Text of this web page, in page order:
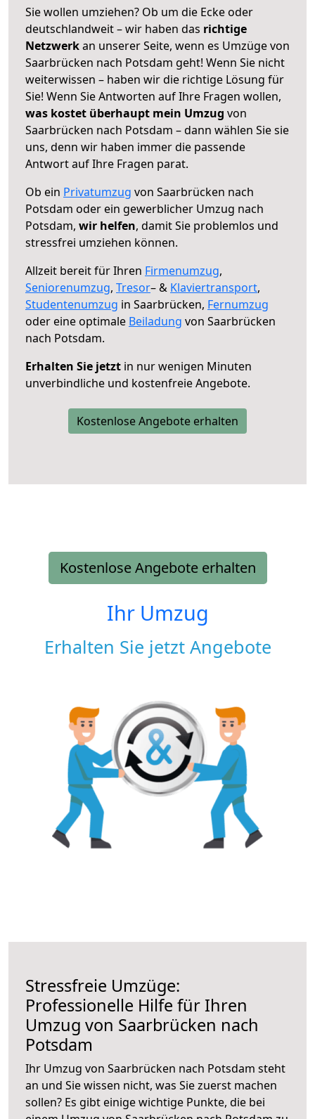
Sie wollen umziehen? Ob um die Ecke oder
deutschlandweit – wir haben das richtige
Netzwerkan unserer Seite, wenn es Umzüge von
Saarbrücken nach Potsdam geht! Wenn Sie nicht
weiterwissen – haben wir die richtige Lösung für
Sie! Wenn Sie Antworten auf Ihre Fragen wollen,
was kostet überhaupt mein Umzug von
Saarbrücken nach Potsdam – dann wählen Sie sie
uns, denn wir haben immer die passende
Antwort auf Ihre Fragen parat.
Ob ein Privatumzug von Saarbrücken nach
Potsdam oder ein gewerblicher Umzug nach
Potsdam, wir helfen, damit Sie problemlos und
stressfrei umziehen können.
Allzeit bereit für Ihren Firmenumzug,
Seniorenumzug, Tresor– & Klaviertransport,
Studentenumzug in Saarbrücken, Fernumzug
oder eine optimale Beiladung von Saarbrücken
nach Potsdam.
Erhalten Sie jetzt in nur wenigen Minuten
unverbindliche und kostenfreie Angebote.
Kostenlose Angebote erhalten
Kostenlose Angebote erhalten
Ihr Umzug
Erhalten Sie jetzt Angebote
Stressfreie Umzüge:
Professionelle Hilfe für Ihren
Umzug von Saarbrücken nach
Potsdam
Ihr Umzug von Saarbrücken nach Potsdam steht
an und Sie wissen nicht, was Sie zuerst machen
sollen? Es gibt einige wichtige Punkte, die bei